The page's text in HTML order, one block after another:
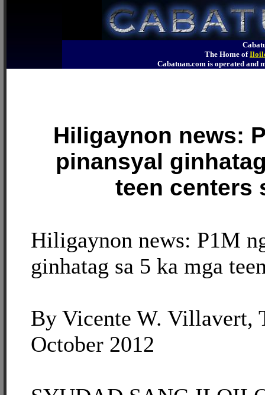
The Home of
Cabatuan.com is operated
Hiligaynon news:
pinansyal
teen centers
Hiligaynon news: P1M
ginhatag sa 5 ka mga
By Vicente W. Villavert,
October 2012